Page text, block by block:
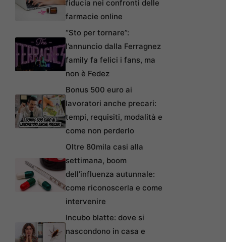
fiducia nei confronti delle
farmacie online
“Sto per tornare”:
l’annuncio dalla Ferragnez
family fa felici i fans, ma
non è Fedez
Bonus 500 euro ai
lavoratori anche precari:
tempi, requisiti, modalità e
come non perderlo
Oltre 80mila casi alla
settimana, boom
dell’influenza autunnale:
come riconoscerla e come
intervenire
Incubo blatte: dove si
nascondono in casa e